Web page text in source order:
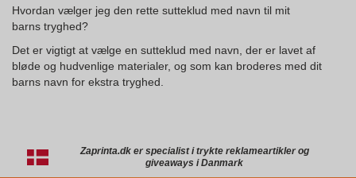
Hvordan vælger jeg den rette sutteklud med navn til mit
barns tryghed?
Det er vigtigt at vælge en sutteklud med navn, der er lavet af
bløde og hudvenlige materialer, og som kan broderes med dit
barns navn for ekstra tryghed.
Zaprinta.dk er specialist i trykte reklameartikler og
giveaways i Danmark